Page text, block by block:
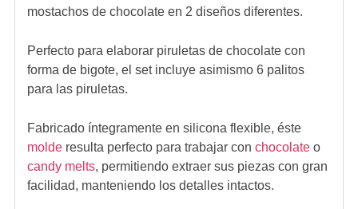
mostachos de chocolate en 2 diseños diferentes.
Perfecto para elaborar piruletas de chocolate con
forma de bigote, el set incluye asimismo 6 palitos
para las piruletas.
Fabricado íntegramente en silicona flexible, éste
molderesulta perfecto para trabajar con chocolateo
candy melts, permitiendo extraer sus piezas con gran
facilidad, manteniendo los detalles intactos.